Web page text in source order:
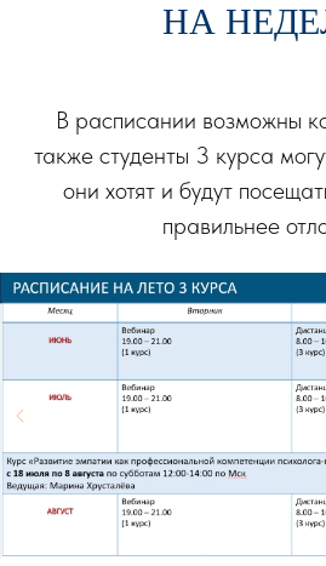
НА
В расписании возможны
также студенты 3 курса
они хотят и будут
правильнее